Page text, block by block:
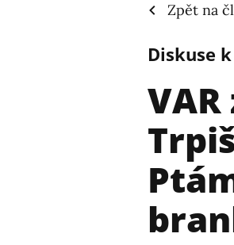
Zpět na
Diskuse